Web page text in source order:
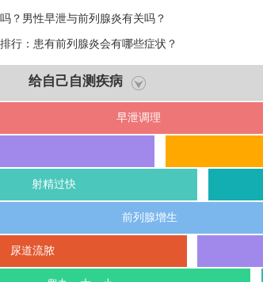
？男性早泄与前列腺炎有关吗？
行：患有前列腺炎会有哪些症状？
给自己自测疾病
早泄调理
射精过快
前列腺增生
尿道流脓